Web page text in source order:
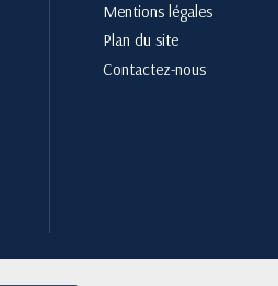
Mentions légales
Plan du site
Contactez-nous